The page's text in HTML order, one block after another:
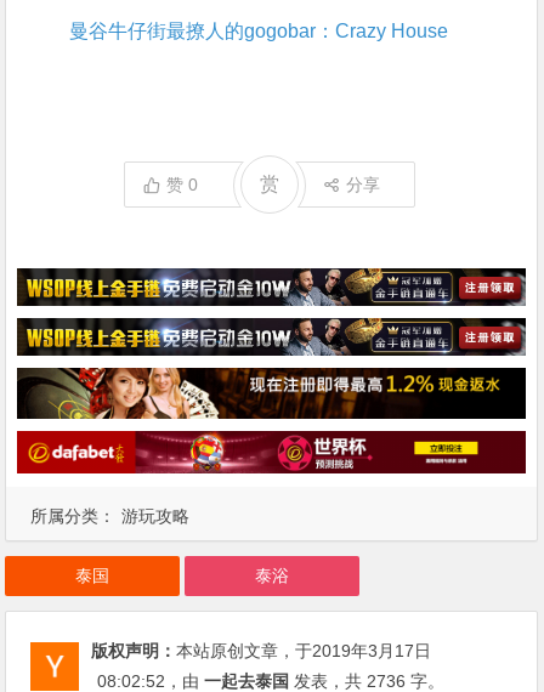
所属分类： 游玩攻略
曼谷牛仔街最撩人的gogobar：Crazy House
赞0 赏 分享
泰国 泰浴
版权声明：本站原创文章，于2019年3月17日
08:02:52 ，由一起去泰国 发表，共 2736 字。